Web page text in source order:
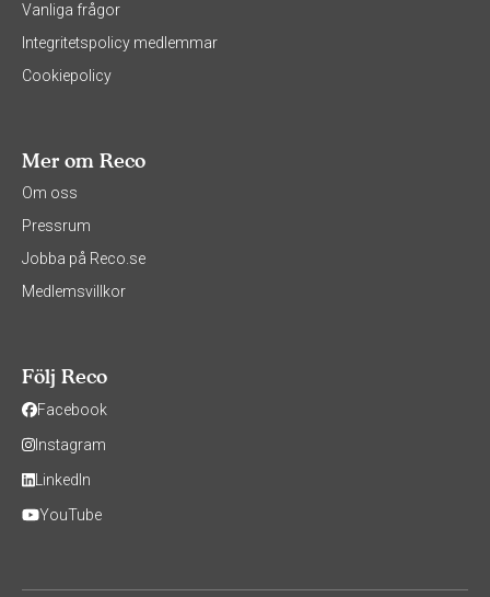
Vanliga frågor
Integritetspolicy medlemmar
Cookiepolicy
Mer om Reco
Om oss
Pressrum
Jobba på Reco.se
Medlemsvillkor
Följ Reco
Facebook
Instagram
LinkedIn
YouTube